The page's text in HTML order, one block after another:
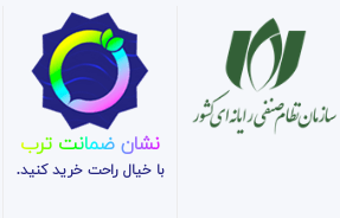
نشان ضمانت ترب
با خیال راحت خرید کنید.